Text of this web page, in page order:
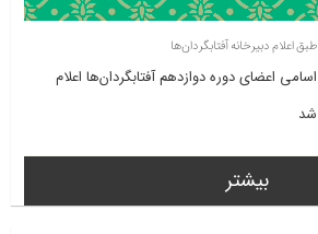
طبق اعلام دبیرخانه آفتابگردان‌ها
اسامی اعضای دوره دوازدهم آفتابگردان‌ها اعلام
شد
بیشتر